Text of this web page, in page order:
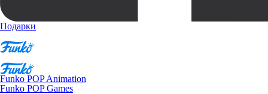
Подарки
Funko POP Animation
Funko POP Games